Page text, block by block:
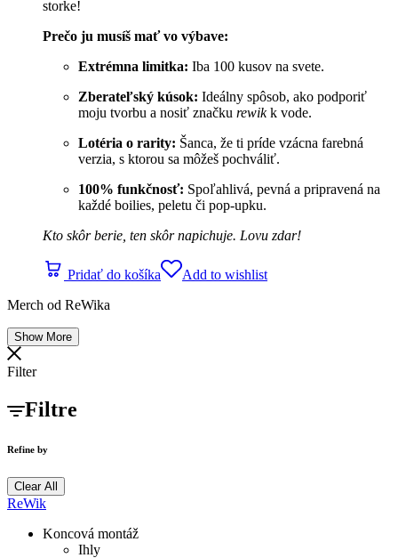
storke!
Prečo ju musíš mať vo výbave:
Extrémna limitka: Iba 100 kusov na svete.
Zberateľský kúsok: Ideálny spôsob, ako podporiť
moju tvorbu a nosiť značku rewikk vode.
Lotéria o rarity: Šanca, že ti príde vzácna farebná
verzia, s ktorou sa môžeš pochváliť.
100% funkčnosť: Spoľahlivá, pevná a pripravená na
každé boilies, peletu či pop-upku.
Kto skôr berie, ten skôr napichuje. Lovu zdar!
Pridať do košíka
Add to wishlist
Merch od ReWika
Show More
Filter
Filtre
Refine by
Clear All
ReWik
Koncová montáž
Ihly